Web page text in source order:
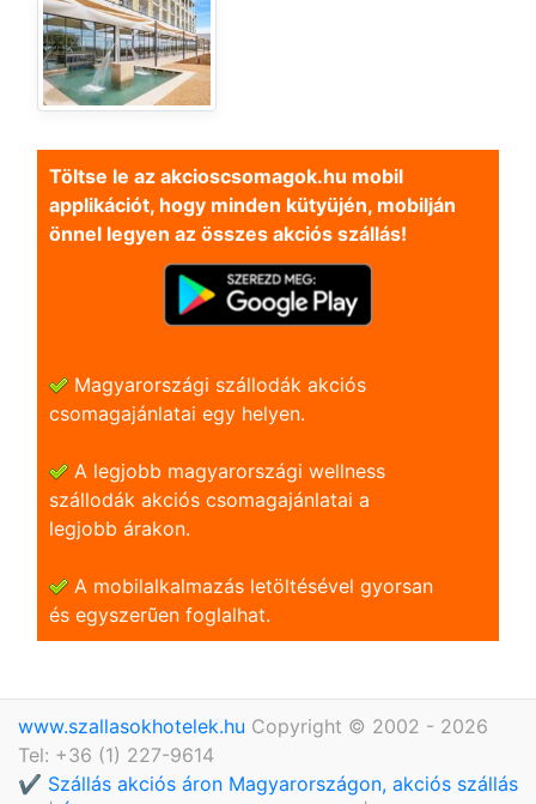
Töltse le az akcioscsomagok.hu mobil
applikációt, hogy minden kütyüjén, mobilján
önnel legyen az összes akciós szállás!
Magyarországi szállodák akciós
csomagajánlatai egy helyen.
A legjobb magyarországi wellness
szállodák akciós csomagajánlatai a
legjobb árakon.
A mobilalkalmazás letöltésével gyorsan
és egyszerũen foglalhat.
www.szallasokhotelek.hu Copyright © 2002 - 2026
Tel: +36 (1) 227-9614
✔️ Szállás akciós áron Magyarországon, akciós szállás